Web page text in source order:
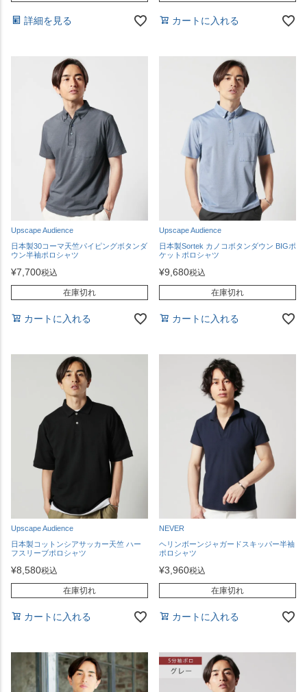
詳細を見る カートに入れる
Upscape Audience
日本製30コーマ天竺パイピングボタンダ
ウン半袖ポロシャツ
¥7,700税込
在庫切れ
カートに入れる
Upscape Audience
日本製Sortek カノコボタンダウン BIGポ
ケットポロシャツ
¥9,680税込
在庫切れ
カートに入れる
Upscape Audience
日本製コットンシアサッカー天竺 ハー
フスリーブポロシャツ
¥8,580税込
在庫切れ
カートに入れる
NEVER
ヘリンボーンジャガードスキッパー半袖
ポロシャツ
¥3,960税込
在庫切れ
カートに入れる